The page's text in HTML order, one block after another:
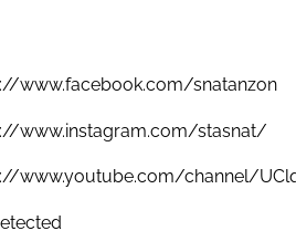
www.facebook.com/snatanzon
www.instagram.com/stasnat/
www.youtube.com/channel/